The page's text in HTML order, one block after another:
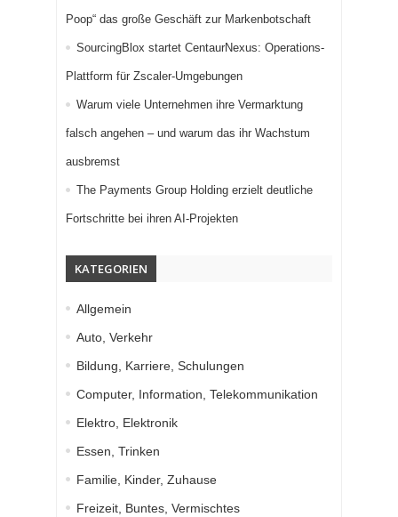
Poop“ das große Geschäft zur Markenbotschaft
SourcingBlox startet CentaurNexus: Operations-
Plattform für Zscaler-Umgebungen
Warum viele Unternehmen ihre Vermarktung
falsch angehen – und warum das ihr Wachstum
ausbremst
The Payments Group Holding erzielt deutliche
Fortschritte bei ihren AI-Projekten
KATEGORIEN
Allgemein
Auto, Verkehr
Bildung, Karriere, Schulungen
Computer, Information, Telekommunikation
Elektro, Elektronik
Essen, Trinken
Familie, Kinder, Zuhause
Freizeit, Buntes, Vermischtes